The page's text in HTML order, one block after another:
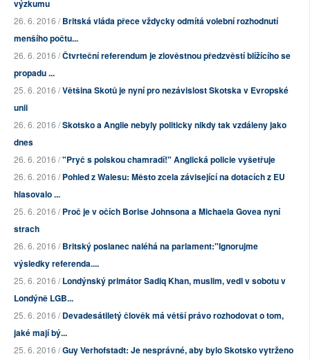
výzkumu
26. 6. 2016 /Britská vláda přece vždycky odmítá volební rozhodnutí
menšího počtu...
26. 6. 2016 /Čtvrteční referendum je zlověstnou předzvěstí blížícího se
propadu ...
25. 6. 2016 /Většina Skotů je nyní pro nezávislost Skotska v Evropské
unii
26. 6. 2016 /Skotsko a Anglie nebyly politicky nikdy tak vzdáleny jako
dnes
26. 6. 2016 /"Pryč s polskou chamradí!" Anglická policie vyšetřuje
26. 6. 2016 /Pohled z Walesu: Město zcela závisející na dotacích z EU
hlasovalo ...
25. 6. 2016 /Proč je v očích Borise Johnsona a Michaela Govea nyní
strach
26. 6. 2016 /Britský poslanec naléhá na parlament:"Ignorujme
výsledky referenda....
25. 6. 2016 /Londýnský primátor Sadiq Khan, muslim, vedl v sobotu v
Londýně LGB...
25. 6. 2016 /Devadesátiletý člověk má větší právo rozhodovat o tom,
jaké mají bý...
25. 6. 2016 /Guy Verhofstadt: Je nesprávné, aby bylo Skotsko vytrženo